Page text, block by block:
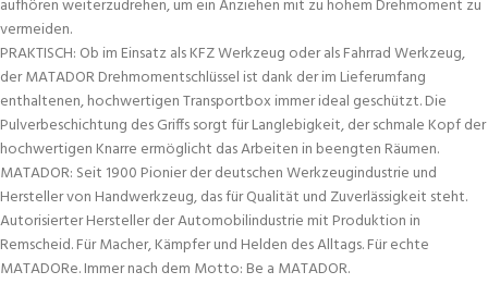
aufhören weiterzudrehen, um ein Anziehen mit zu hohem Drehmoment zu
vermeiden.
PRAKTISCH: Ob im Einsatz als KFZ Werkzeug oder als Fahrrad Werkzeug,
der MATADOR Drehmomentschlüssel ist dank der im Lieferumfang
enthaltenen, hochwertigen Transportbox immer ideal geschützt. Die
Pulverbeschichtung des Griffs sorgt für Langlebigkeit, der schmale Kopf der
hochwertigen Knarre ermöglicht das Arbeiten in beengten Räumen.
MATADOR: Seit 1900 Pionier der deutschen Werkzeugindustrie und
Hersteller von Handwerkzeug, das für Qualität und Zuverlässigkeit steht.
Autorisierter Hersteller der Automobilindustrie mit Produktion in
Remscheid. Für Macher, Kämpfer und Helden des Alltags. Für echte
MATADORe. Immer nach dem Motto: Be a MATADOR.